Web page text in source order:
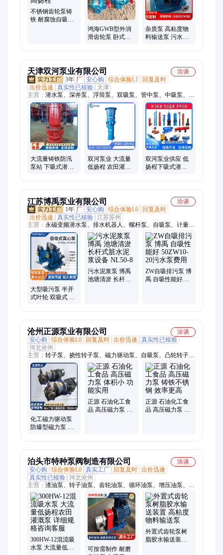
不锈钢齿轮泵铸
铁 耐腐蚀自吸泵
鸿海GWB型外润
滑齿轮泵 卧式耐
杂质泵 高粘度物
料输送泵 污水污
天津双河泵业有限公司
洽谈
3年 厂 安心购 综合体验L1
回复及时
出价迅速
真实性已核验
天津
主营： 潜水泵、深井泵、浮筒泵、双吸泵、管中泵、中吸泵、卧
式潜水泵、潜水轴流泵、矿用潜水泵、污水泵、潜油电泵、热水
泵、永磁泵、防汛泵车、管道离心泵、漂浮泵、下吸式潜水泵、
化工泵、立式潜水混流泵、矿井深井泵、农用清水泵、轴流潜水
泵、潜水混流泵、流潜水电泵、井用不锈钢潜水泵
大流量铸铁防汛
泵站 下吸式潜水
双河泵业 大流量
低扬程 农田灌溉
双河泵业供应 低
扬程下吸式潜水
江苏博禹泵业有限公司
洽谈
1年 厂 安心购 综合体验L0
回复及时
出价迅速
真实性已核验 江苏苏州
主营： 永磁变频潜水泵、排水机器人、螺杆泵、自吸泵、计量
泵、防汛移动泵车、离心泵、液压潜水泵、潜污泵、多级泵、双
吸离心泵、化工泵、气动隔膜泵、排污泵、真空泵、泥浆泵、柴
油机水泵、深井泵
大型吸污泵 半开
式叶轮 双吸式 大
污水泥浆泵 博禹
池塘清淤 长杆式
ZW自吸排污泵 博
禹 自吸性能好
沧州正源泵业有限公司
洽谈
安心购
综合体验L0 回复及时 出价迅速
真实性已核验
河北沧州
主营： 转子泵、挠性转子泵、磁力驱动泵、自吸泵、凸轮转子
泵、卧式转子泵、食品级挠性转子泵、磁力驱动齿轮泵、磁力齿
轮泵、不锈钢转子泵、高粘度挠性转子泵、食品灌装机、不锈钢
磁力齿轮泵、工业转子泵、不锈钢挠性转子泵
化工磁力驱动泵
防爆型磁力泵 低
正源 石油化工食
品 高压磁力泵 体
正源 石油化工食
品 高压磁力泵 铸
泊头市特种泵阀制造有限公司
洽谈
安心购
综合体验L0 真实工厂 回复及时 出价迅速
真实性已核验 河北沧州
主营： 渣油泵、转子油泵、齿轮油泵、循环油泵、增压油泵、磨
床油泵、电动油泵、车床油泵、高温沥青泵、卧式点火泵、铸铁
重油泵、稠油齿轮泵、铸铁增压泵、电动齿轮泵、化工重油泵、
高温热油泵、铸铁沥青泵、电动重油泵、防爆流程泵、注塑机油
泵、润滑齿轮泵、卧式齿轮泵、卧式重油泵
300HW-12混流吸
水泵 大流量低扬
可按需制作 耐磨
外置式齿轮泵树
脂胶水输送装置